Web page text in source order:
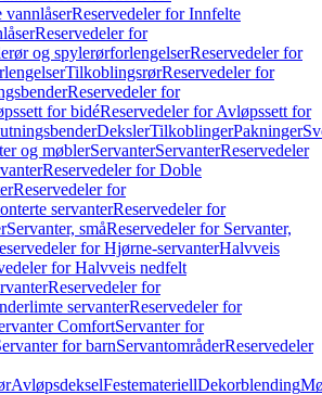
vannlåserReservedeler for Innfelte
Reservedeler for
og spylerørforlengelserReservedeler for
TilkoblingsrørReservedeler for
Reservedeler for
for bidéReservedeler for Avløpssett for
DekslerTilkoblingerPakninger
og møblerServanterServanterReservedeler
Reservedeler for Doble
Reservedeler for
servanterReservedeler for
Servanter, småReservedeler for Servanter,
for Hjørne-servanterHalvveis
for Halvveis nedfelt
Reservedeler for
servanterReservedeler for
ComfortServanter for
for barnServantområderReservedeler
AvløpsdekselFestemateriellDekorblending